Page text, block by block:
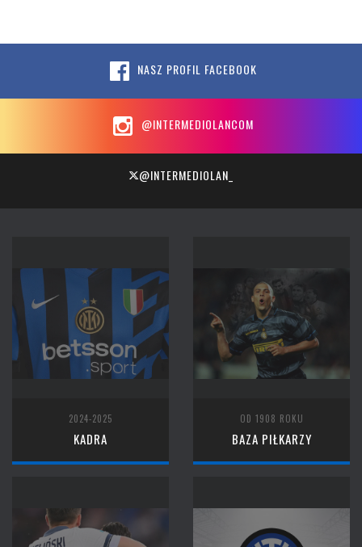
NASZ PROFIL FACEBOOK
@INTERMEDIOLANCOM
@INTERMEDIOLAN_
2024-2025
KADRA
OD 1908 ROKU
BAZA PIŁKARZY